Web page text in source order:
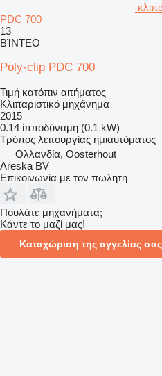
PDC 700
13
ΒΊΝΤΕΟ
Poly-clip PDC 700
Τιμή κατόπιν αιτήματος
Κλιπαριστικό μηχάνημα
2015
0.14 ίπποδύναμη (0.1 kW)
Τρόπος λειτουργίας ημιαυτόματος
Ολλανδία, Oosterhout
Areska BV
Επικοινωνία με τον πωλητή
Πουλάτε μηχανήματα;
Κάντε το μαζί μας!
Καταχώριση της αγγελίας σας